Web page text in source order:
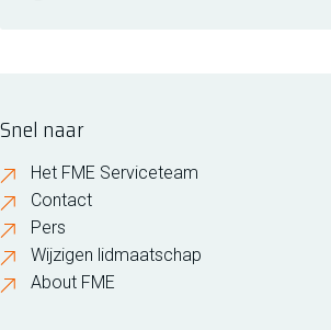
Snel naar
Het FME Serviceteam
Contact
Pers
Wijzigen lidmaatschap
About FME